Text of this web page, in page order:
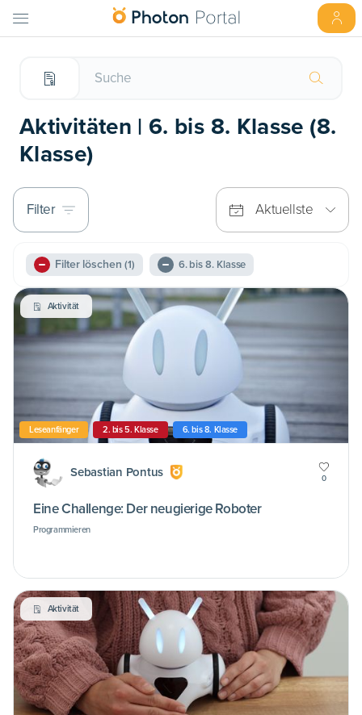
Aktivitäten | 6. bis 8. Klasse (8.
Klasse)
Filter Aktuellste
Filter löschen (1) 6. bis 8. Klasse
Aktivität
Leseanfänger 2. bis 5. Klasse 6. bis 8. Klasse
Sebastian Pontus 0
Eine Challenge: Der neugierige Roboter
Programmieren
Aktivität